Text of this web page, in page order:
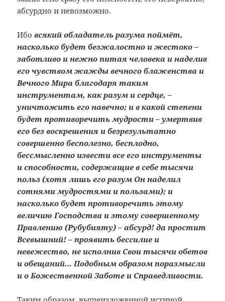
абсурдно и невозможно.
Ибовсякий обладатель разума поймёт,
насколько будет безжалостно и жестоко –
заботливо и нежно питая человека и наделив
его чувством жажды вечного блаженства и
Вечного Мира благодаря таким
инструментам, как разум и сердце, –
уничтожить его навечно; и в какой степени
будет противоречить мудрости – умертвив
его без воскрешения и безрезультатно
совершенно бесполезно, бесплодно,
бессмысленно извести все его инструменты
и способности, содержащие в себе тысячи
польз (хотя лишь его разум Он наделил
сотнями мудростями и пользами); и
насколько будет противоречить этому
величию Господства и этому совершенному
Правлению (Рубубияту) – абсурд! да простит
Всевышний! – проявить бессилие и
невежество, не исполнив Свои тысячи обетов
и обещаний… Подобным образом поразмысли
и о Божественной Заботе и Справедливости.